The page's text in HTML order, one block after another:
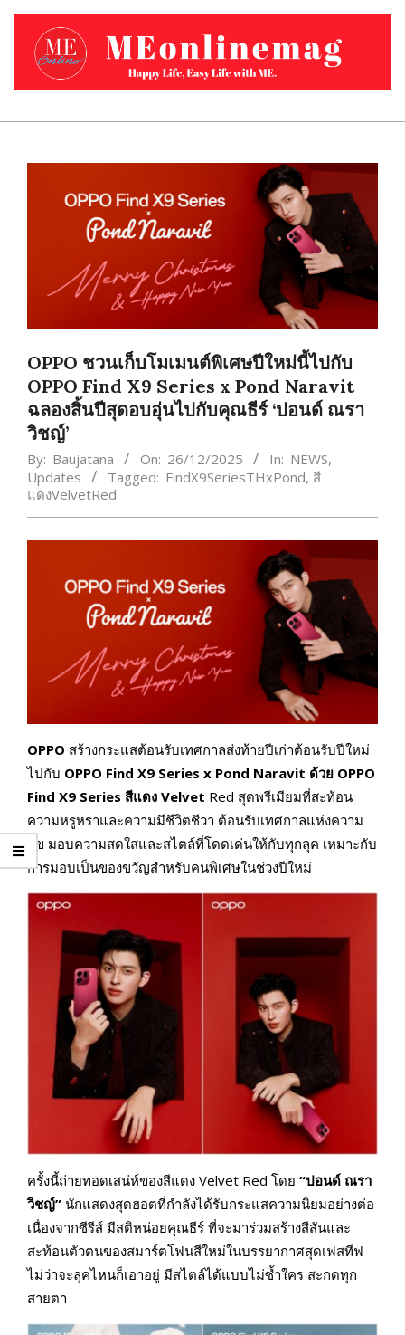
Skip
content
Primary
OPPO ชวนเก็บโมเมนต์พิเศษปีใหม่นี้ไปกับ
OPPO Find X9 Series x Pond Naravit
ฉลองสิ้นปีสุดอบอุ่นไปกับคุณธีร์ ‘ปอนด์ ณรา
วิชญ์’
By: Baujatana On: 26/12/2025 In: NEWS,
Updates
Tagged: FindX9SeriesTHxPond, สี
แดงVelvetRed
OPPO สร้างกระแสต้อนรับเทศกาลส่งท้ายปีเก่าต้อนรับปีใหม่
ไปกับ OPPO Find X9 Series x Pond Naravit ด้วย OPPO
Find X9 Series สีแดง Velvet Red สุดพรีเมียมที่สะท้อน
ความหรูหราและความมีชีวิตชีวา ต้อนรับเทศกาลแห่งความ
สุข มอบความสดใสและสไตล์ที่โดดเด่นให้กับทุกลุค เหมาะกับ
การมอบเป็นของขวัญสำหรับคนพิเศษในช่วงปีใหม่
ครั้งนี้ถ่ายทอดเสน่ห์ของสีแดง Velvet Red โดย “ปอนด์ ณรา
วิชญ์” นักแสดงสุดฮอตที่กำลังได้รับกระแสความนิยมอย่างต่อ
เนื่องจากซีรีส์ มีสติหน่อยคุณธีร์ ที่จะมาร่วมสร้างสีสันและ
สะท้อนตัวตนของสมาร์ตโฟนสีใหม่ในบรรยากาศสุดเฟสทีฟ
ไม่ว่าจะลุคไหนก็เอาอยู่ มีสไตล์ได้แบบไม่ซ้ำใคร สะกดทุก
สายตา